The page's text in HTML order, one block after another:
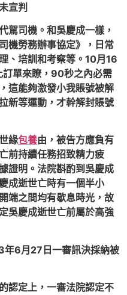
宣判
駕司機。和吳慶成一樣，
機勞務辦事協定》，日常
、培訓和考察等。10月16
訂單來瞭，90秒之內必需
這能夠激發小我賬號被解
新等運動，才幹解封賬號
緣包養由，被告方應負有
前持續任務招致精力疲
證明。法院斟酌到吳慶成
成逝世亡時有一個半小
端之間均有歇息時光，故
吳慶成逝世亡前屬於高強
6月27日一審訊決採納被
認定上，一審法院認定不